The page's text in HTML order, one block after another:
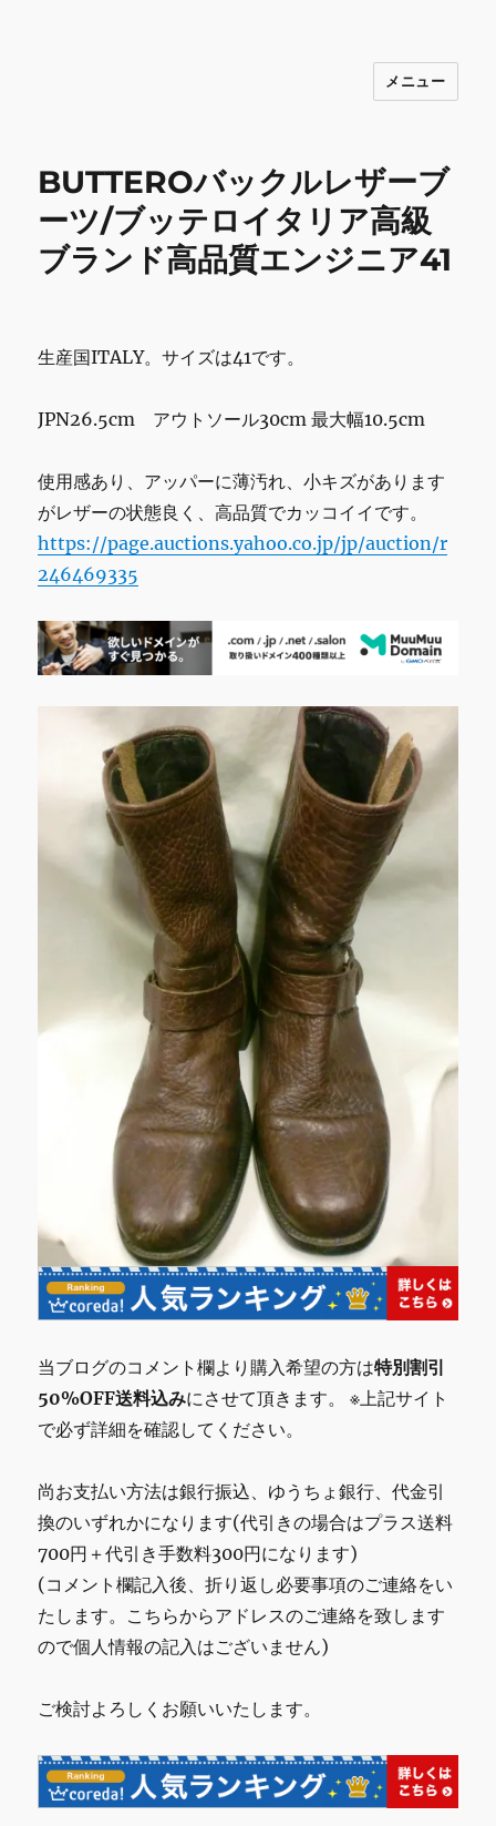
INNOCENCE ～日常に彩りを～ フ
メニュー
BUTTEROバックルレザーブ
ーツ/ブッテロイタリア高級
ブランド高品質エンジニア41
生産国ITALY。サイズは41です。
JPN26.5cm アウトソール30cm 最大幅10.5cm
使用感あり、アッパーに薄汚れ、小キズがあります
がレザーの状態良く、高品質でカッコイイです。
https://page.auctions.yahoo.co.jp/jp/auction/r
246469335
当ブログのコメント欄より購入希望の方は特別割引
50%OFF送料込みにさせて頂きます。 ※上記サイト
で必ず詳細を確認してください。
尚お支払い方法は銀行振込、ゆうちょ銀行、代金引
換のいずれかになります(代引きの場合はプラス送料
700円＋代引き手数料300円になります)
(コメント欄記入後、折り返し必要事項のご連絡をい
たします。こちらからアドレスのご連絡を致します
ので個人情報の記入はございません)
ご検討よろしくお願いいたします。